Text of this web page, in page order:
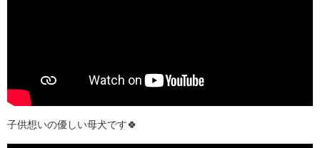
子供想いの優しい母犬です🍀